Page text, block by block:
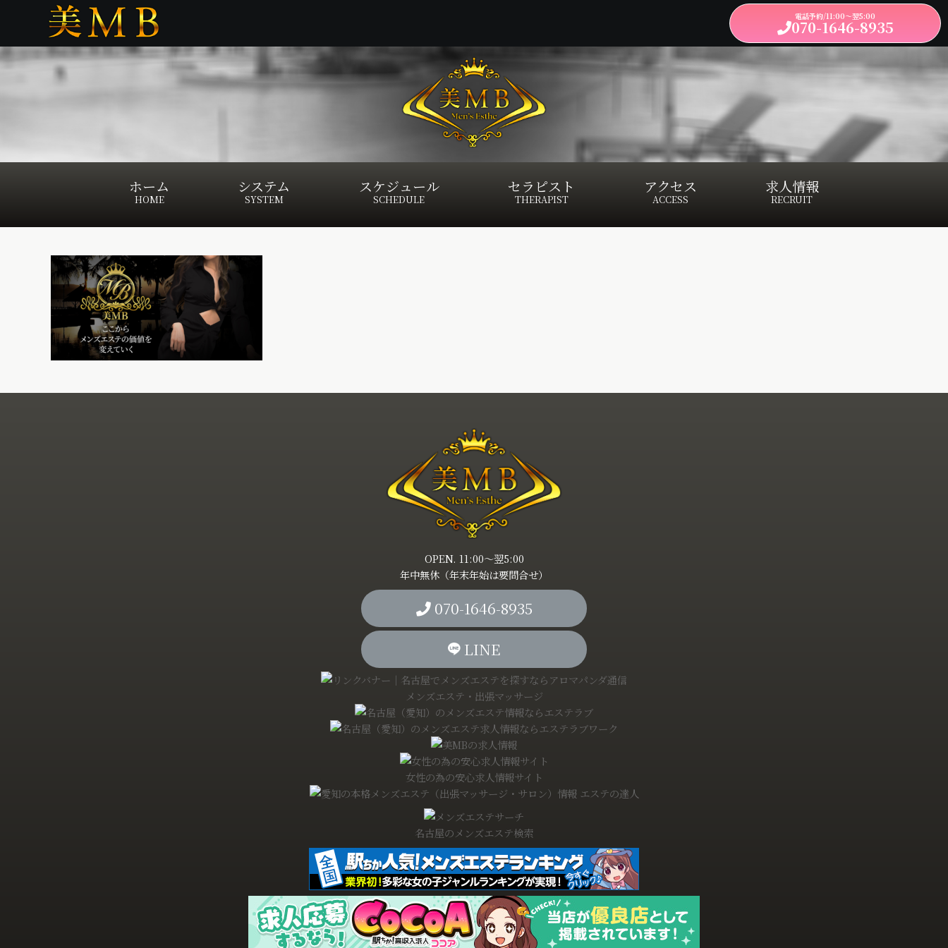
電話予約/11:00～翌5:00
070-1646-8935
ホーム
HOME
システム
SYSTEM
スケジュール
SCHEDULE
セラピスト
THERAPIST
アクセス
ACCESS
求人情報
RECRUIT
OPEN. 11:00～翌5:00
年中無休（年末年始は要問合せ）
070-1646-8935
LINE
メンズエステ・出張マッサージ
女性の為の安心求人情報サイト
名古屋のメンズエステ検索